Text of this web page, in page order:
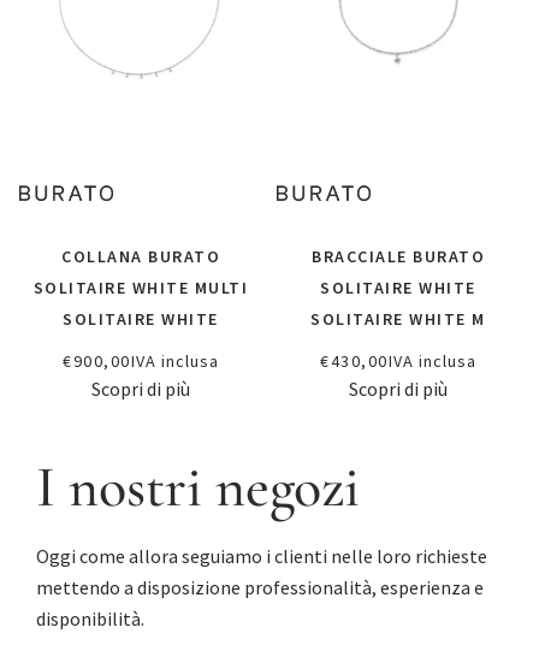
COLLANA BURATO
SOLITAIRE WHITE MULTI
SOLITAIRE WHITE
€900,00IVA inclusa
Scopri di più
BRACCIALE BURATO
SOLITAIRE WHITE
SOLITAIRE WHITE M
€430,00IVA inclusa
Scopri di più
I nostri negozi
Oggi come allora seguiamo i clienti nelle loro richieste
mettendo a disposizione professionalità, esperienza e
disponibilità.